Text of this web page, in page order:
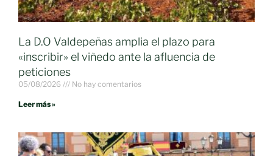
La D.O Valdepeñas amplia el plazo para
«inscribir» el viñedo ante la afluencia de
peticiones
05/08/2026 No hay comentarios
Leer más »